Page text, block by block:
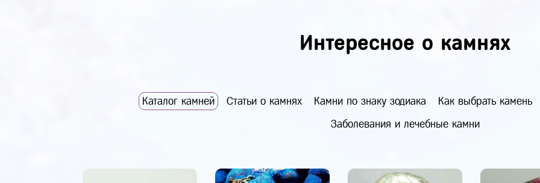
Интересное о камнях
Каталог камней Статьи о камнях Камни по знаку зодиака Как выбрать камень
Заболевания и лечебные камни